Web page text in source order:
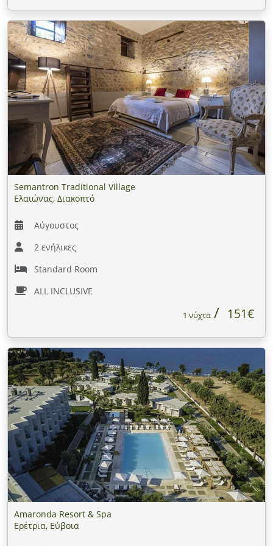
Semantron Traditional Village
Ελαιώνας, Διακοπτό
Αύγουστος
2 ενήλικες
Standard Room
ALL INCLUSIVE
1 νύχτα 151€
Amaronda Resort & Spa
Ερέτρια, Εύβοια